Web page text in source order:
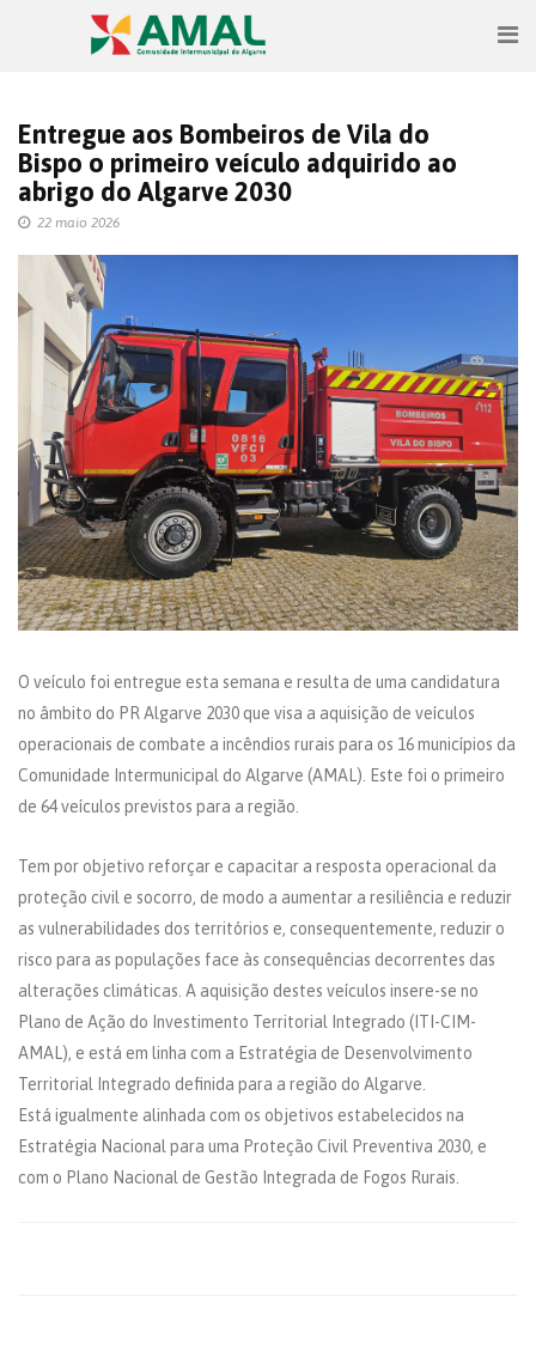
Entregue aos Bombeiros de Vila do
Bispo o primeiro veículo adquirido ao
abrigo do Algarve 2030
22 maio 2026
O veículo foi entregue esta semana e resulta de uma candidatura
no âmbito do PR Algarve 2030 que visa a aquisição de veículos
operacionais de combate a incêndios rurais para os 16 municípios da
Comunidade Intermunicipal do Algarve (AMAL). Este foi o primeiro
de 64 veículos previstos para a região.
Tem por objetivo reforçar e capacitar a resposta operacional da
proteção civil e socorro, de modo a aumentar a resiliência e reduzir
as vulnerabilidades dos territórios e, consequentemente, reduzir o
risco para as populações face às consequências decorrentes das
alterações climáticas. A aquisição destes veículos insere-se no
Plano de Ação do Investimento Territorial Integrado (ITI-CIM-
AMAL), e está em linha com a Estratégia de Desenvolvimento
Territorial Integrado definida para a região do Algarve.
Está igualmente alinhada com os objetivos estabelecidos na
Estratégia Nacional para uma Proteção Civil Preventiva 2030, e
com o Plano Nacional de Gestão Integrada de Fogos Rurais.